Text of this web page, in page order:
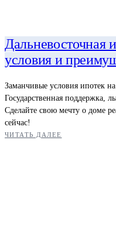
Дальневосточная
условия и
Заманчивые условия ипотек
Государственная поддержка,
Сделайте свою мечту о доме
сейчас!
ЧИТАТЬ ДАЛЕЕ